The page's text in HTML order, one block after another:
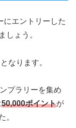
にエントリーした
しょう。
なります。
プラリーを集め
50,000ポイントが
。